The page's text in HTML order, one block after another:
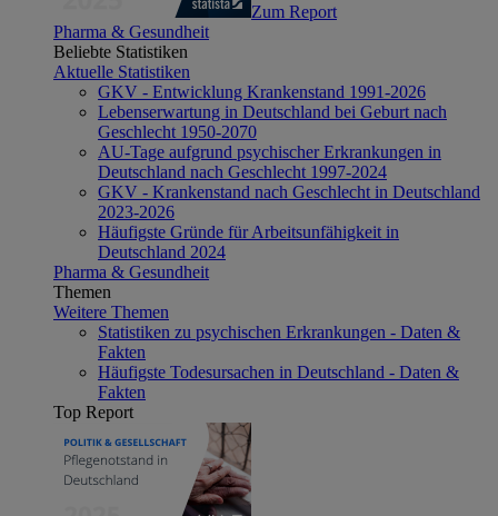
Zum Report
Pharma & Gesundheit
Beliebte Statistiken
Aktuelle Statistiken
GKV - Entwicklung Krankenstand 1991-2026
Lebenserwartung in Deutschland bei Geburt nach
Geschlecht 1950-2070
AU-Tage aufgrund psychischer Erkrankungen in
Deutschland nach Geschlecht 1997-2024
GKV - Krankenstand nach Geschlecht in Deutschland
2023-2026
Häufigste Gründe für Arbeitsunfähigkeit in
Deutschland 2024
Pharma & Gesundheit
Themen
Weitere Themen
Statistiken zu psychischen Erkrankungen - Daten &
Fakten
Häufigste Todesursachen in Deutschland - Daten &
Fakten
Top Report